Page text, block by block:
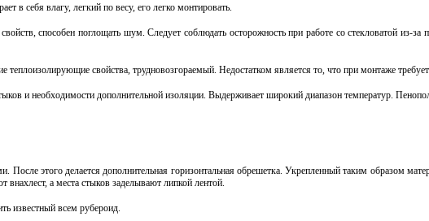
в себя влагу, легкий по весу, его легко монтировать.
способен поглощать шум. Следует соблюдать осторожность при работе со стекловатой из-
свойства, трудновозгораемый. Недостатком является то, что при монтаже
и необходимости дополнительной изоляции. Выдерживает широкий диапазон температур.
этого делается дополнительная горизонтальная обрешетка. Укрепленный таким образом
а места стыков заделывают липкой лентой.
известный всем рубероид.